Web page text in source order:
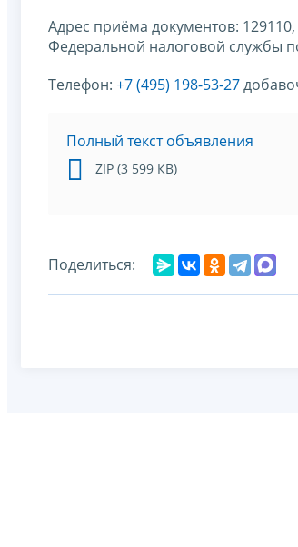
Адрес приёма документов:
Федеральной налоговой службы
Телефон: +7 (495) 198-53-27
Полный текст объявления
ZIP (3 599 КВ)
Поделиться: